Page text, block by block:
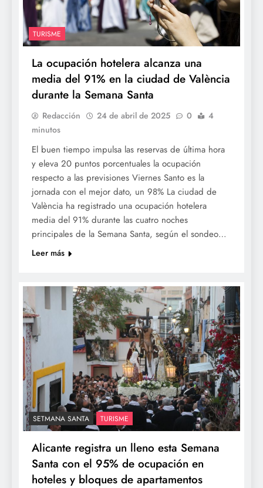
TURISME
La ocupación hotelera alcanza una
media del 91% en la ciudad de València
durante la Semana Santa
Redacción 24 de abril de 2025 0
4
minutos
El buen tiempo impulsa las reservas de última hora
y eleva 20 puntos porcentuales la ocupación
respecto a las previsiones Viernes Santo es la
jornada con el mejor dato, un 98% La ciudad de
València ha registrado una ocupación hotelera
media del 91% durante las cuatro noches
principales de la Semana Santa, según el sondeo…
Leer más
SETMANA SANTA TURISME
Alicante registra un lleno esta Semana
Santa con el 95% de ocupación en
hoteles y bloques de apartamentos